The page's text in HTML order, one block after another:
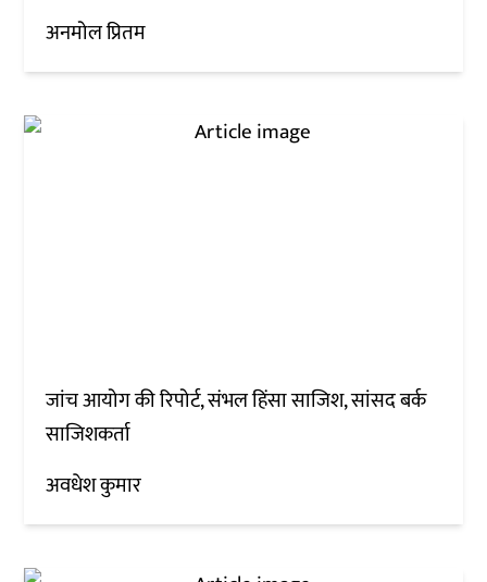
अनमोल प्रितम
जांच आयोग की रिपोर्ट, संभल हिंसा साजिश, सांसद बर्क
साजिशकर्ता
अवधेश कुमार